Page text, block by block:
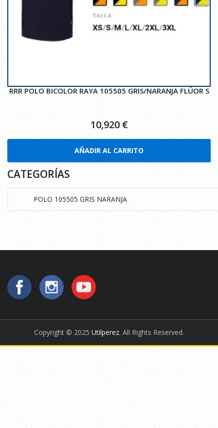
RRR POLO BICOLOR RAYA 105505 GRIS/NARANJA FLÚOR S
10,920 €
AÑADIR AL CARRITO
CATEGORÍAS
Copyright © 2025 Utilperez. All Rights Reserved.